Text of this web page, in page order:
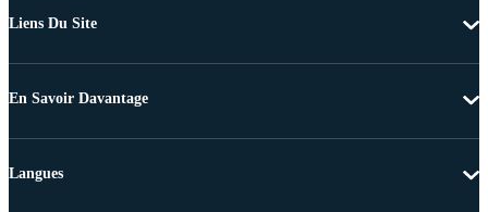
Liens Du Site
En Savoir Davantage
Langues